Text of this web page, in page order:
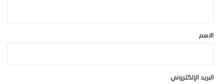
*الاسم
البريد الإلكتروني